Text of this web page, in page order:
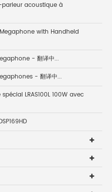
parleur acoustique à
with Handheld
- 翻译中...
- 翻译中...
LRAS100L 100W avec